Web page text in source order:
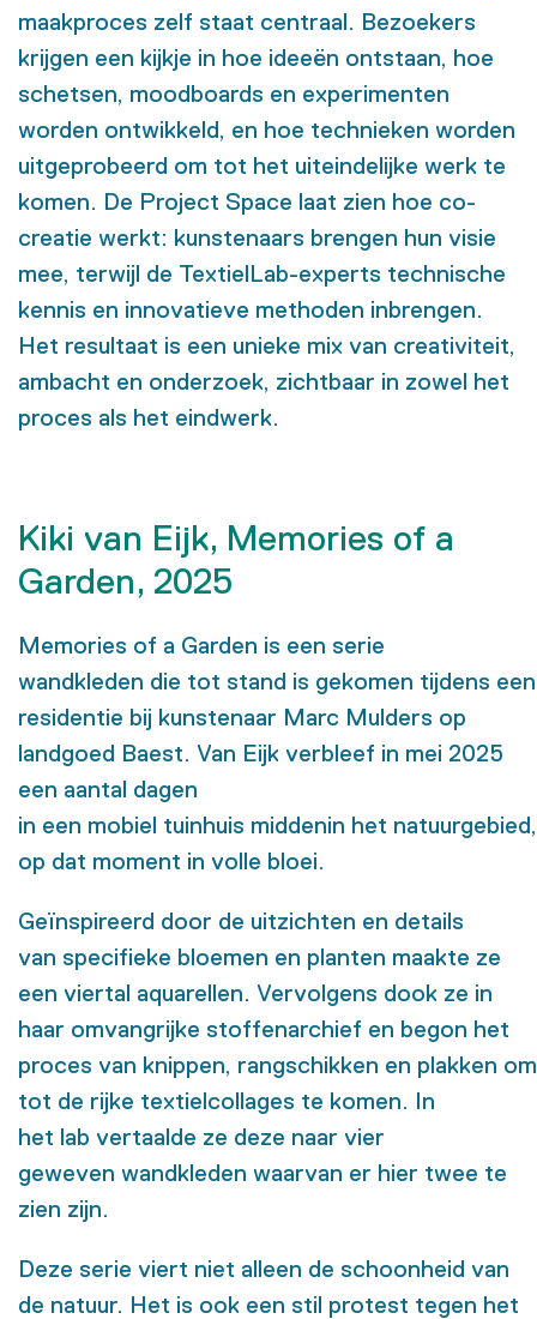
maakproces zelf staat centraal. Bezoekers
krijgen een kijkje in hoe ideeën ontstaan, hoe
schetsen, moodboards en experimenten
worden ontwikkeld, en hoe technieken worden
uitgeprobeerd om tot het uiteindelijke werk te
komen. De Project Space laat zien hoe co-
creatie werkt: kunstenaars brengen hun visie
mee, terwijl de TextielLab-experts technische
kennis en innovatieve methoden inbrengen.
Het resultaat is een unieke mix van creativiteit,
ambacht en onderzoek, zichtbaar in zowel het
proces als het eindwerk.
Kiki van Eijk, Memories of a
Garden, 2025
Memories of a Garden is een serie
wandkleden die tot stand is gekomen tijdens een
residentie bij kunstenaar Marc Mulders op
landgoed Baest. Van Eijk verbleef in mei 2025
een aantal dagen
in een mobiel tuinhuis middenin het natuurgebied,
op dat moment in volle bloei.
Geïnspireerd door de uitzichten en details
van specifieke bloemen en planten maakte ze
een viertal aquarellen. Vervolgens dook ze in
haar omvangrijke stoffenarchief en begon het
proces van knippen, rangschikken en plakken om
tot de rijke textielcollages te komen. In
het lab vertaalde ze deze naar vier
geweven wandkleden waarvan er hier twee te
zien zijn.
Deze serie viert niet alleen de schoonheid van
de natuur. Het is ook een stil protest tegen het